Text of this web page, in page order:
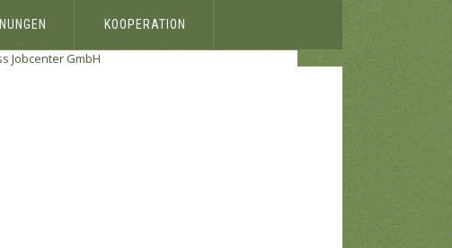
KOOPERATION
Jobcenter GmbH